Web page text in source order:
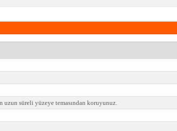
süreli yüzeye temasından koruyunuz.